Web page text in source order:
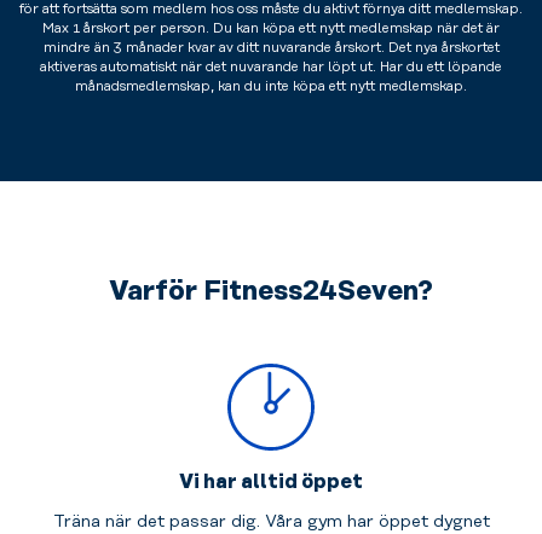
för att fortsätta som medlem hos oss måste du aktivt förnya ditt medlemskap.
Max 1 årskort per person. Du kan köpa ett nytt medlemskap när det är
mindre än 3 månader kvar av ditt nuvarande årskort. Det nya årskortet
aktiveras automatiskt när det nuvarande har löpt ut. Har du ett löpande
månadsmedlemskap, kan du inte köpa ett nytt medlemskap.
Varför Fitness24Seven?
Vi har alltid öppet
Träna när det passar dig. Våra gym har öppet dygnet